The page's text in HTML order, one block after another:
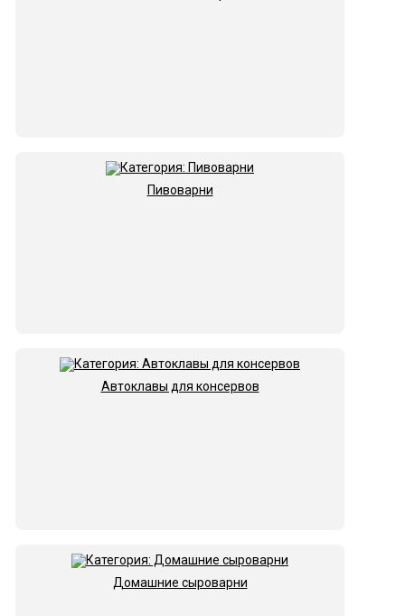
Пивоварни
Автоклавы для консервов
Домашние сыроварни